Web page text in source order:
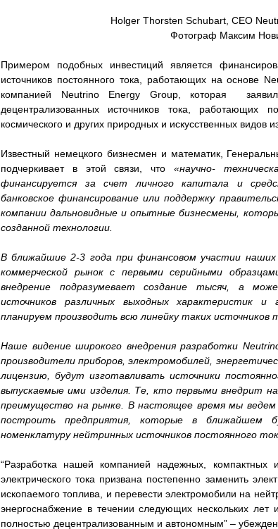
Holger Thorsten Schubart, CEO
Фотограф Максим
Примером подобных инвестиций является
источников постоянного тока, работающих на основе
компанией Neutrino Energy Group, которая
децентрализованных источников тока, работающих
космического и других природных и искусственных видов
Известный немецкого бизнесмен и математик,
подчеркивает в этой связи, что «научно-
финансируется за счет личного капитала и
банковское финансирование или поддержку
компании дальновидные и опытные бизнесмены,
созданной технологии.
В ближайшие 2-3 года при финансовом участии
коммерческой рынок с первыми серийными
внедрение подразумевает создание тысяч, а
источников различных выходных характеристик
планируем производить всю линейку таких источников
Наше видение широкого внедрения разработки
производители приборов, электромобилей,
лицензию, будут изготавливать источники
выпускаемые ими изделия. Те, кто первыми внедрит
преимущество на рынке. В настоящее время мы
построить предприятия, которые в ближайшем
номенклатуру нейтринных источников постоянного
“Разработка нашей компанией надежных, компактных
электрического тока призвана постепенно заменить
ископаемого топлива, и перевести электромобили на
энергоснабжение в течении следующих нескольких
полностью децентрализованным и автономным” –